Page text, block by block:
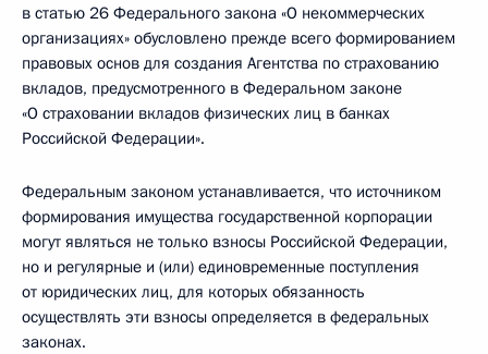
в статью 26 Федерального закона «О некоммерческих
организациях» обусловлено прежде всего формированием
правовых основ для создания Агентства по страхованию
вкладов, предусмотренного в Федеральном законе
«О страховании вкладов физических лиц в банках
Российской Федерации».
Федеральным законом устанавливается, что источником
формирования имущества государственной корпорации
могут являться не только взносы Российской Федерации,
но и регулярные и (или) единовременные поступления
от юридических лиц, для которых обязанность
осуществлять эти взносы определяется в федеральных
законах.